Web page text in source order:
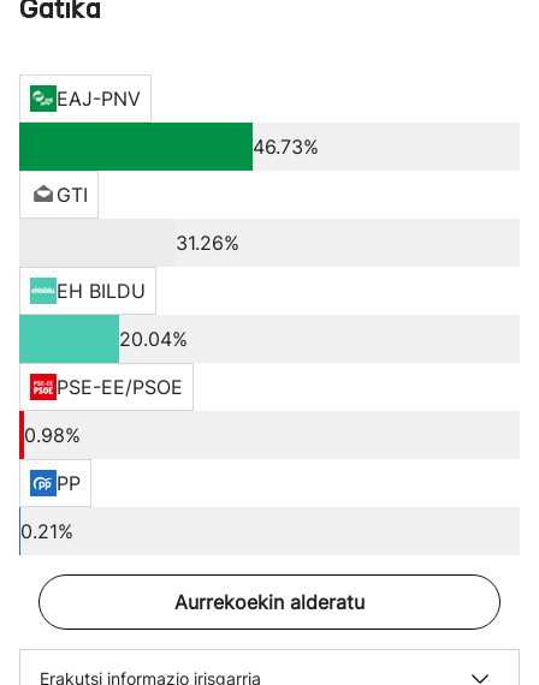
Gatika
EAJ-PNV
46.73%
GTI
31.26%
EH BILDU
20.04%
PSE-EE/PSOE
0.98%
PP
0.21%
Aurrekoekin alderatu
Erakutsi informazio irisgarria